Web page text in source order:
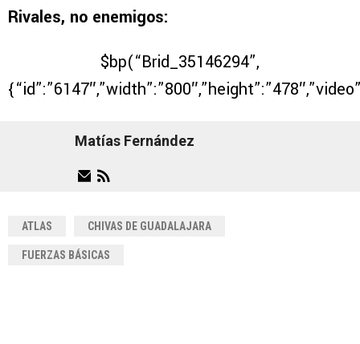
Rivales, no enemigos:
$bp(“Brid_35146294”,
Matías Fernández
ATLAS CHIVAS DE GUADALAJARA
FUERZAS BÁSICAS